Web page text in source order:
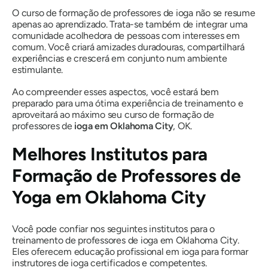
O curso de formação de professores de ioga não se resume
apenas ao aprendizado. Trata-se também de integrar uma
comunidade acolhedora de pessoas com interesses em
comum. Você criará amizades duradouras, compartilhará
experiências e crescerá em conjunto num ambiente
estimulante.
Ao compreender esses aspectos, você estará bem
preparado para uma ótima experiência de treinamento e
aproveitará ao máximo seu curso de formação de
professores de ioga em Oklahoma City, OK.
Melhores Institutos para
Formação de Professores de
Yoga em Oklahoma City
Você pode confiar nos seguintes institutos para o
treinamento de professores de ioga em Oklahoma City.
Eles oferecem educação profissional em ioga para formar
instrutores de ioga certificados e competentes.